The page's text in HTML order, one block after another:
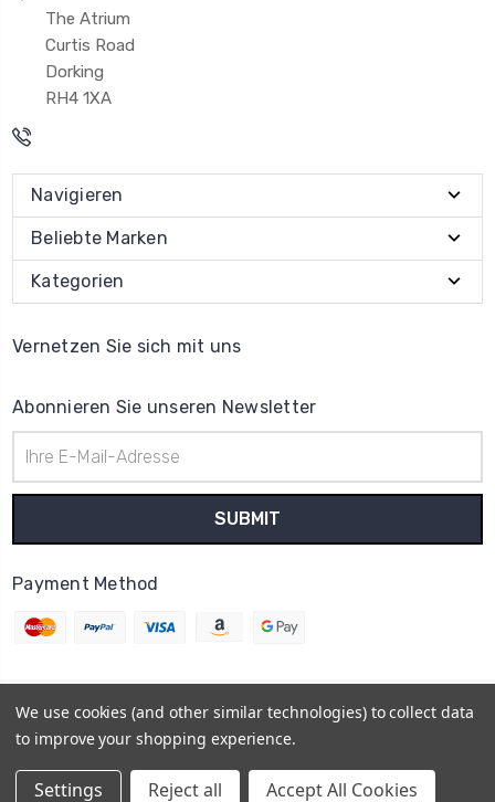
The Atrium
Curtis Road
Dorking
RH4 1XA
Navigieren
Beliebte Marken
Kategorien
Vernetzen Sie sich mit uns
Abonnieren Sie unseren Newsletter
Mail-
Adresse
Payment Method
© 2026 Uhrenteile Lager
Powered byBigCommerce
BigCommerce Theme by1Center
We use cookies (and other similar technologies) to collect data
to improve your shopping experience.
Settings Reject all Accept All Cookies